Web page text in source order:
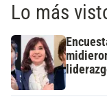
Lo más